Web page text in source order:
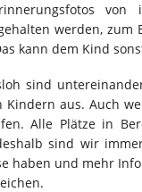
werden, zum
kann dem Kind
sind
aus. Auch
Alle Plätze in
sind wir
haben und mehr